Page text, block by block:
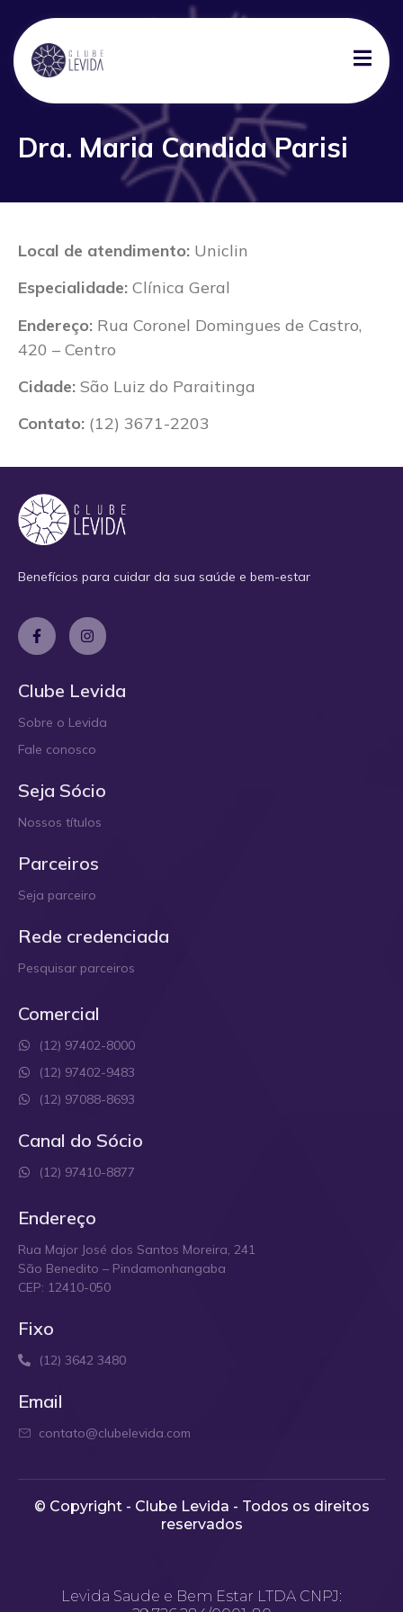
Dra. Maria Candida Parisi
Local de atendimento: Uniclin
Especialidade: Clínica Geral
Endereço: Rua Coronel Domingues de Castro,
420 – Centro
Cidade: São Luiz do Paraitinga
Contato: (12) 3671-2203
Benefícios para cuidar da sua saúde e bem-estar
Clube Levida
Sobre o Levida
Fale conosco
Seja Sócio
Nossos títulos
Parceiros
Seja parceiro
Rede credenciada
Pesquisar parceiros
Comercial
(12) 97402-8000
(12) 97402-9483
(12) 97088-8693
Canal do Sócio
(12) 97410-8877
Endereço
Rua Major José dos Santos Moreira, 241
São Benedito – Pindamonhangaba
CEP: 12410-050
Fixo
(12) 3642 3480
Email
contato@clubelevida.com
© Copyright - Clube Levida - Todos os direitos
reservados​
Levida Saude e Bem Estar LTDA CNPJ: